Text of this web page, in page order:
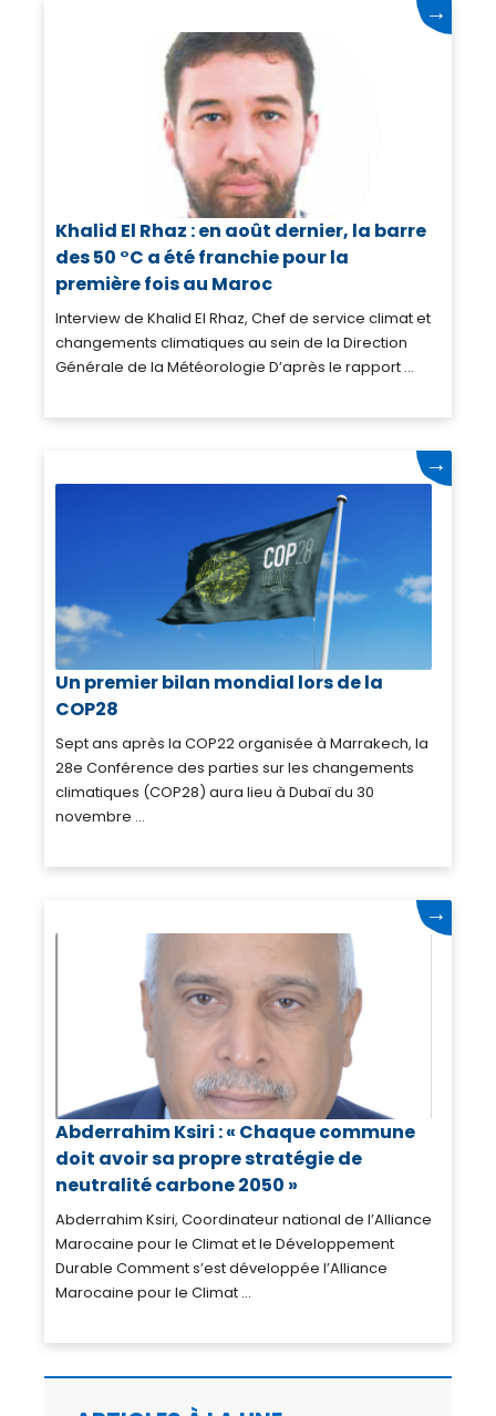
Khalid El Rhaz : en août dernier, la barre
des 50 °C a été franchie pour la
première fois au Maroc
Interview de Khalid El Rhaz, Chef de service climat et
changements climatiques au sein de la Direction
Générale de la Météorologie D’après le rapport ...
→
Un premier bilan mondial lors de la
COP28
Sept ans après la COP22 organisée à Marrakech, la
28e Conférence des parties sur les changements
climatiques (COP28) aura lieu à Dubaï du 30
novembre ...
→
Abderrahim Ksiri : « Chaque commune
doit avoir sa propre stratégie de
neutralité carbone 2050 »
Abderrahim Ksiri, Coordinateur national de l’Alliance
Marocaine pour le Climat et le Développement
Durable Comment s’est développée l’Alliance
Marocaine pour le Climat ...
→